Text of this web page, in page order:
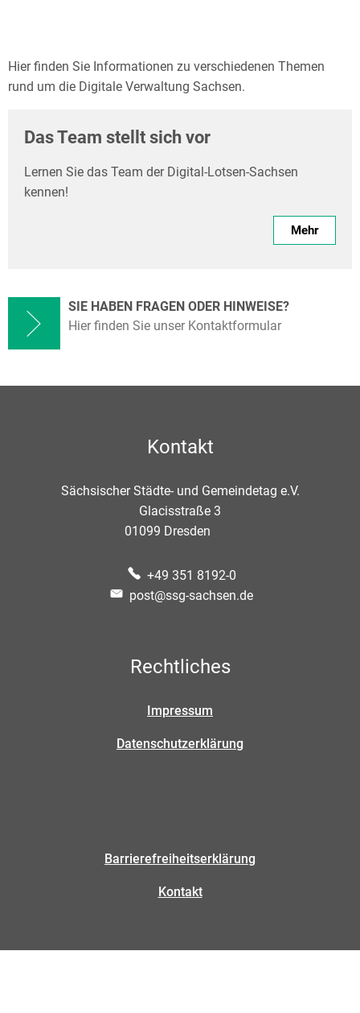
Hier finden Sie Informationen zu verschiedenen Themen
rund um die Digitale Verwaltung Sachsen.
Das Team stellt sich vor
Lernen Sie das Team der Digital-Lotsen-Sachsen
kennen!
Mehr
SIE HABEN FRAGEN ODER HINWEISE?
Hier finden Sie unser Kontaktformular
Kontakt
Sächsischer Städte- und Gemeindetag e.V.
Glacisstraße 3
01099 Dresden
+49 351 8192-0
post@ssg-sachsen.de
Rechtliches
Impressum
Datenschutzerklärung
Barrierefreiheitserklärung
Kontakt